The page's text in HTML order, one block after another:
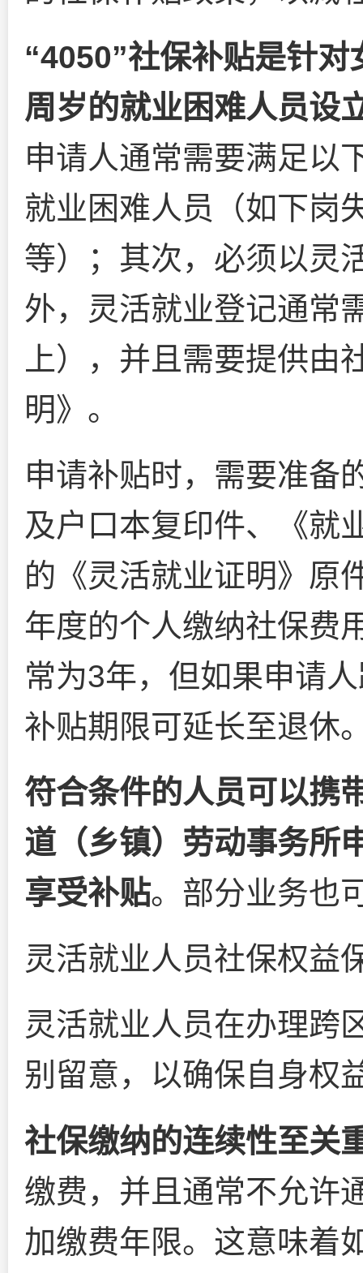
“4050”社保补贴是针
周岁的就业困难人员设
申请人通常需要满足以
就业困难人员（如下岗
等）；其次，必须以灵
外，灵活就业登记通常
上），并且需要提供由
明》。
申请补贴时，需要准备
及户口本复印件、《就
的《灵活就业证明》原
年度的个人缴纳社保费
常为3年，但如果申请
补贴期限可延长至退休
符合条件的人员可以携
道（乡镇）劳动事务所
享受补贴。部分业务也
灵活就业人员社保权益
灵活就业人员在办理跨
别留意，以确保自身权
社保缴纳的连续性至关
缴费，并且通常不允许
加缴费年限。这意味着